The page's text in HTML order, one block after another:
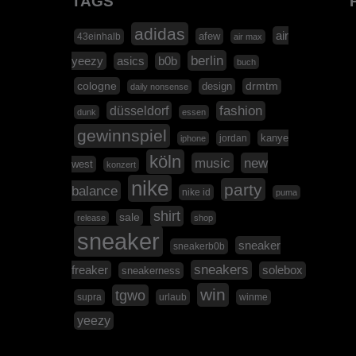
43einhalb adidas afew air max
air
yeezy
asics b0b berlin buch
cologne daily nonsense design drmtm
dunk düsseldorf essen fashion
gewinnspiel iphone jordan kanye
west konzert köln music
new
balance
nike nike id party puma
release sale shirt shop
sneaker sneakerb0b
sneaker
freaker
sneakerness sneakers solebox
supra tgwo urlaub win winme
yeezy